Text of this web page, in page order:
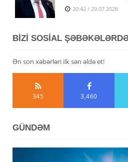
20:42 / 29.07.2026
BİZİ SOSİAL
Ən son xəbərləri ilk sən əldə et!
345 3,460
GÜNDƏM